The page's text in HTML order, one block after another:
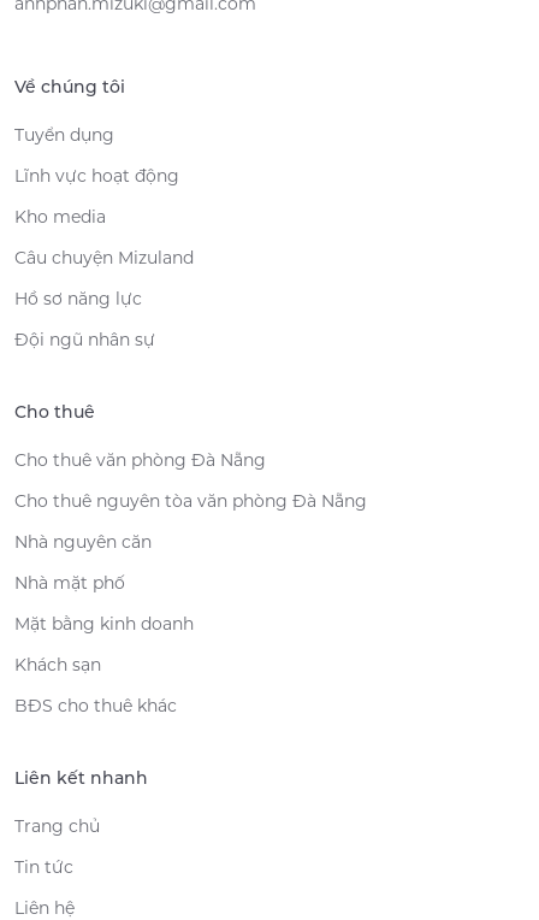
Về chúng tôi
Tuyển dụng
Lĩnh vực hoạt động
Kho media
Câu chuyện Mizuland
Hồ sơ năng lực
Đội ngũ nhân sự
Cho thuê
Cho thuê văn phòng Đà Nẵng
Cho thuê nguyên tòa văn phòng Đà Nẵng
Nhà nguyên căn
Nhà mặt phố
Mặt bằng kinh doanh
Khách sạn
BĐS cho thuê khác
Liên kết nhanh
Trang chủ
Tin tức
Liên hệ